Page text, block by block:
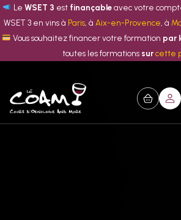
Le WSET 3 est finançableavec votre
WSET 3 en vins à Paris, à Aix-en-Provence, à
Vous souhaitez financer votre formation par
toutes les formations surcette